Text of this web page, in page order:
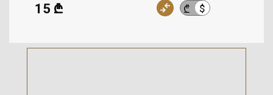
₾ $
15 ₾